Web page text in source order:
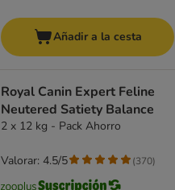
Añadir a la cesta
Royal Canin Expert Feline
Neutered Satiety Balance
2 x 12 kg - Pack Ahorro
Valorar: 4.5/5 (370)